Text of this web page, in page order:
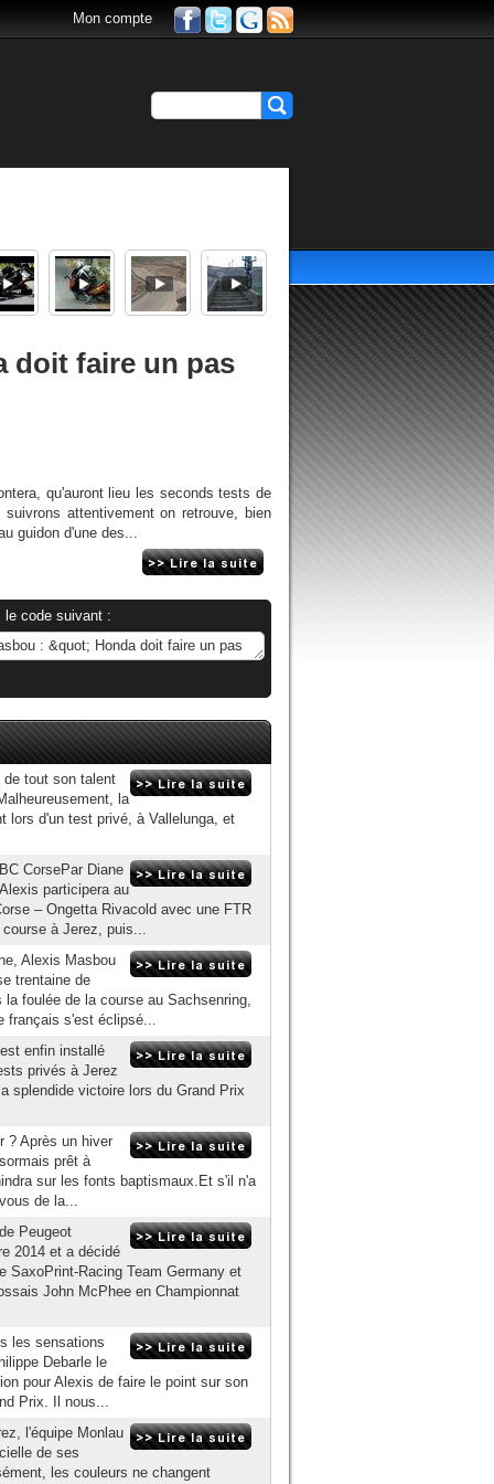
Mon compte
doit faire un pas
qu'auront lieu les seconds tests de
attentivement on retrouve, bien
guidon d'une des...
le code suivant :
de tout son talent
la
lors d'un test privé, à Vallelunga, et
CorsePar Diane
participera au
– Ongetta Rivacold avec une FTR
à Jerez, puis...
Alexis Masbou
trentaine de
foulée de la course au Sachsenring,
français s'est éclipsé...
enfin installé
privés à Jerez
splendide victoire lors du Grand Prix
? Après un hiver
prêt à
sur les fonts baptismaux.Et s'il n'a
de la...
Peugeot
2014 et a décidé
SaxoPrint-Racing Team Germany et
John McPhee en Championnat
les sensations
Debarle le
pour Alexis de faire le point sur son
Prix. Il nous...
l'équipe Monlau
de ses
les couleurs ne changent